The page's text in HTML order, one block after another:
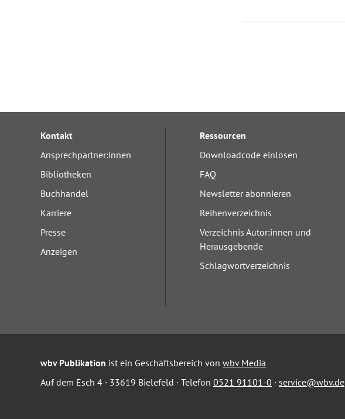
Kontakt
Ansprechpartner:innen
Bibliotheken
Buchhandel
Karriere
Presse
Anzeigen
Ressourcen
Downloadcode einlösen
FAQ
Newsletter abonnieren
Reihenverzeichnis
Verzeichnis Autor:innen und
Herausgebende
Schlagwortverzeichnis
wbv Publikation ist ein Geschäftsbereich von wbv Media
Auf dem Esch 4 · 33619 Bielefeld · Telefon 0521 91101-0 · service@wbv.de